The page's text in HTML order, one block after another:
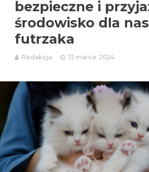
bezpieczne i
środowisko dla
futrzaka
Redakcja 13 marca, 2024